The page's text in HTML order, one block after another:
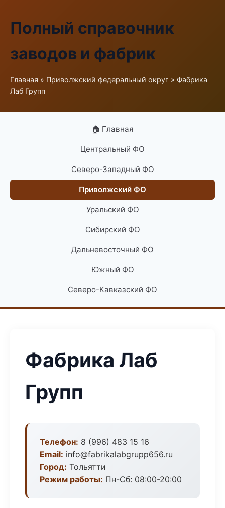
Полный справочник
заводов и фабрик
Главная » Приволжский федеральный округ » Фабрика
Лаб Групп
🏠 Главная
Центральный ФО
Северо-Западный ФО
Приволжский ФО
Уральский ФО
Сибирский ФО
Дальневосточный ФО
Южный ФО
Северо-Кавказский ФО
Фабрика Лаб
Групп
Телефон: 8 (996) 483 15 16
Email: info@fabrikalabgrupp656.ru
Город: Тольятти
Режим работы: Пн-Сб: 08:00-20:00